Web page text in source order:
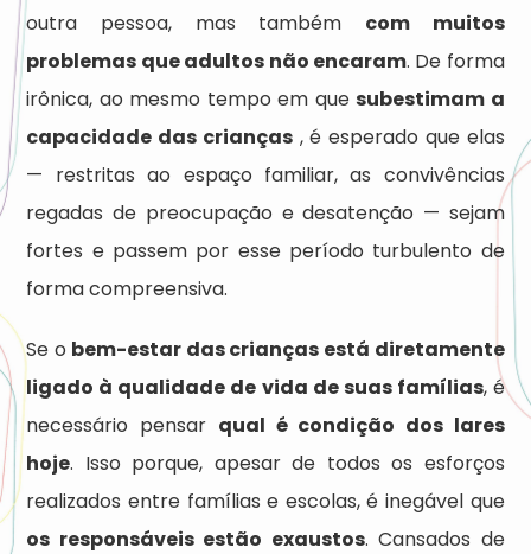
outra pessoa, mas também com muitos
problemas que adultos não encaram. De forma
irônica, ao mesmo tempo em quesubestimam a
capacidade das crianças, é esperado que elas
— restritas ao espaço familiar, as convivências
regadas de preocupação e desatenção — sejam
fortes e passem por esse período turbulento de
forma compreensiva.
Se o bem-estar das crianças está diretamente
ligado à qualidade de vida de suas famílias, é
necessário pensar qual é condição dos lares
hoje. Isso porque, apesar de todos os esforços
realizados entre famílias e escolas, é inegável que
os responsáveis estão exaustos. Cansados de